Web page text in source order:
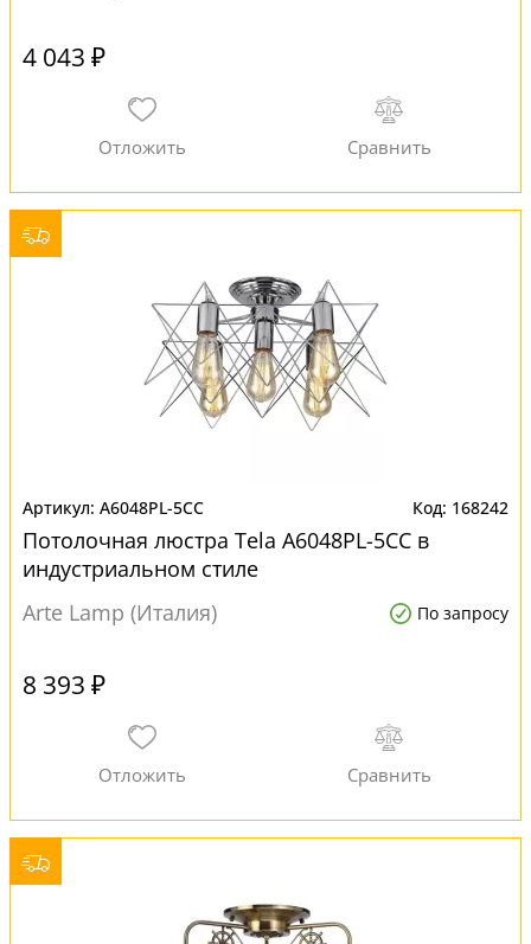
4 043 ₽
A6048PL-5CC 168242
Потолочная люстра Tela A6048PL-5CC в
индустриальном стиле
Arte Lamp (Италия)
По запросу
8 393 ₽